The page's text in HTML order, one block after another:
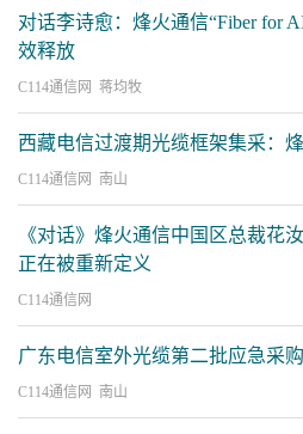
对话李诗愈：烽火通信“Fiber for
效释放
C114通信网 蒋均牧
西藏电信过渡期光缆框架集采：
C114通信网 南山
《对话》烽火通信中国区总裁花
正在被重新定义
C114通信网
广东电信室外光缆第二批应急采
C114通信网 南山